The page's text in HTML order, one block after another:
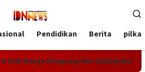
Pendidikan Berita
Rempang dan Galang Ikut